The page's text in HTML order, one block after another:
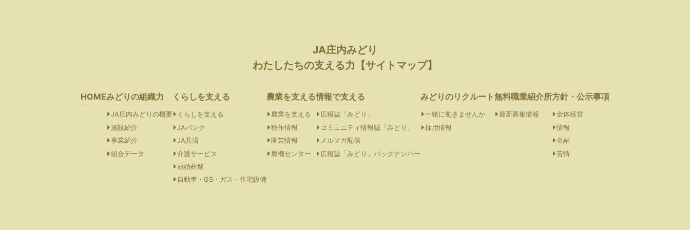
JA庄内みどり
わたしたちの支える力【サイトマップ】
HOMEみどりの組織力
JA庄内みどりの概要
施設紹介
事業紹介
組合データ
くらしを支える
くらしを支える
JAバンク
JA共済
介護サービス
冠婚葬祭
自動車・GS・ガス・住宅設備
農業を支える
農業を支える
稲作情報
園芸情報
農機センター
情報で支える
広報誌「みどり」
コミュニティ情報誌「みどり」
メルマガ配信
広報誌「みどり」バックナンバー
みどりのリクルート
一緒に働きませんか
採用情報
無料職業紹介所
最新募集情報
方針・公示事項
全体経営
情報
金融
苦情